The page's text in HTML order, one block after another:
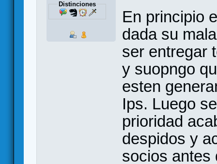
Distinciones
En principio
dada su
ser entregar
y suopngo
esten
Ips. Luego
prioridad
despidos y
socios antes